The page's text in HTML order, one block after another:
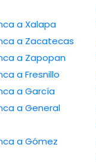
a Xalapa
a Zacatecas
a Zapopan
a Fresnillo
a García
a General
a Gómez